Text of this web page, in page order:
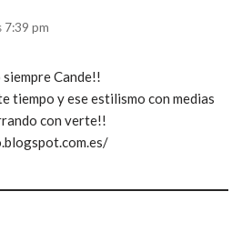
7:39 pm
Cande!!
tiempo y ese estilismo con medias
con verte!!